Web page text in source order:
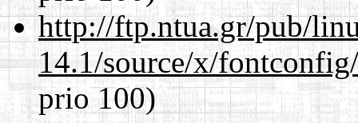
http://ftp.ntua.gr/pub/
14.1/source/x/
prio 100)